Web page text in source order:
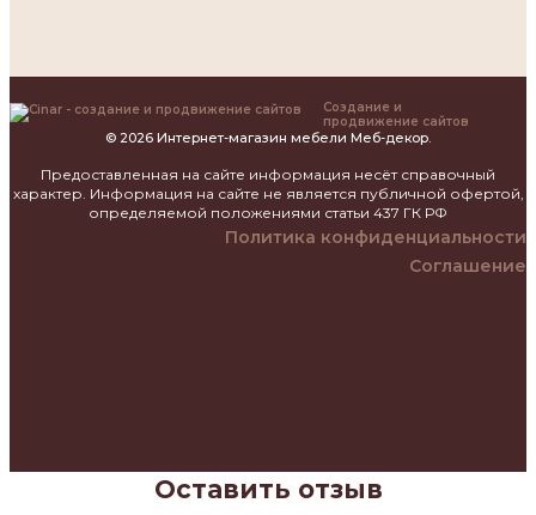
Создание и
продвижение сайтов
© 2026 Интернет-магазин мебели Меб-декор.
Предоставленная на сайте информация несёт справочный
характер. Информация на сайте не является публичной офертой,
определяемой положениями статьи 437 ГК РФ
Политика конфиденциальности
Соглашение
Оставить отзыв